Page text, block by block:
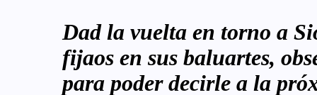
Dad la vuelta en torno a
fijaos en sus baluartes,
para poder decirle a la